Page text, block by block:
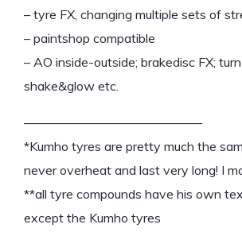
– tyre FX, changing multiple sets of
– paintshop compatible
– AO inside-outside; brakedisc FX;
shake&glow etc.
——————————————
*Kumho tyres are pretty much the
never overheat and last very long! I
**all tyre compounds have his own
except the Kumho tyres